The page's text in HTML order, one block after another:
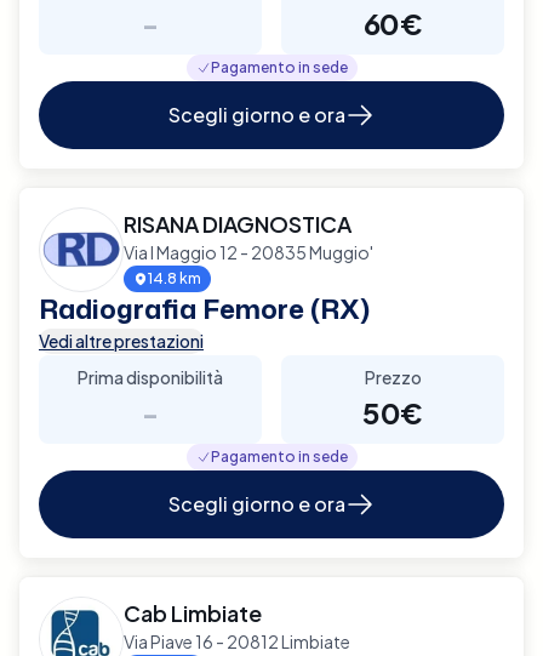
- 60€
Pagamento in sede
Scegli giorno e ora
RISANA DIAGNOSTICA
Via I Maggio 12 - 20835 Muggio'
14.8 km
Radiografia Femore (RX)
Vedi altre prestazioni
Prima disponibilità
-
Prezzo
50€
Pagamento in sede
Scegli giorno e ora
Cab Limbiate
Via Piave 16 - 20812 Limbiate